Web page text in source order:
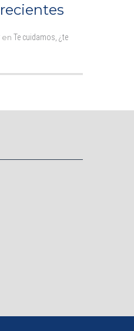
en Te cuidamos, ¿te